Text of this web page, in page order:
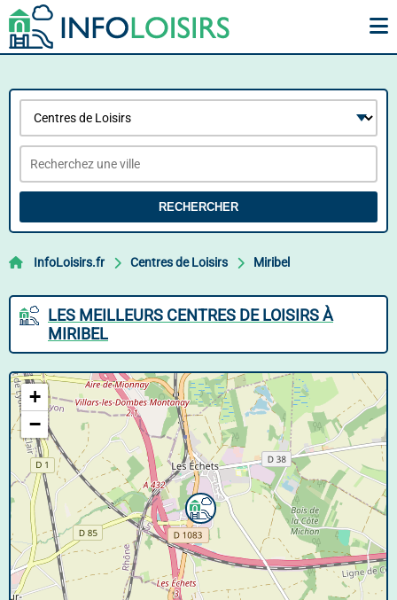
RECHERCHER
InfoLoisirs.fr Centres de Loisirs Miribel
LES MEILLEURS CENTRES DE LOISIRS À
MIRIBEL
+
−